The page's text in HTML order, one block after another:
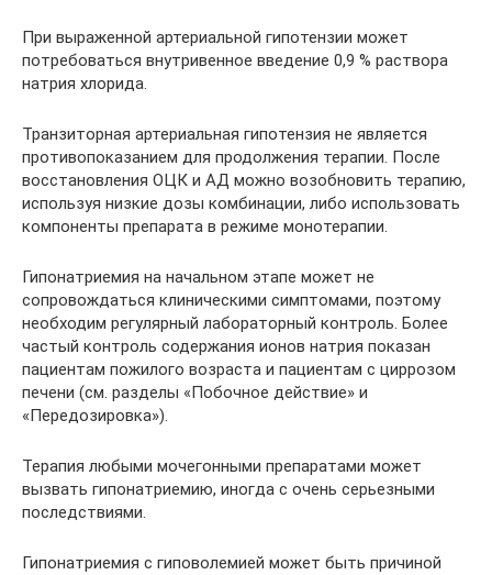
При выраженной артериальной гипотензии может
потребоваться внутривенное введение 0,9 % раствора
натрия хлорида.
Транзиторная артериальная гипотензия не является
противопоказанием для продолжения терапии. После
восстановления ОЦК и АД можно возобновить терапию,
используя низкие дозы комбинации, либо использовать
компоненты препарата в режиме монотерапии.
Гипонатриемия на начальном этапе может не
сопровождаться клиническими симптомами, поэтому
необходим регулярный лабораторный контроль. Более
частый контроль содержания ионов натрия показан
пациентам пожилого возраста и пациентам с циррозом
печени (см. разделы «Побочное действие» и
«Передозировка»).
Терапия любыми мочегонными препаратами может
вызвать гипонатриемию, иногда с очень серьезными
последствиями.
Гипонатриемия с гиповолемией может быть причиной